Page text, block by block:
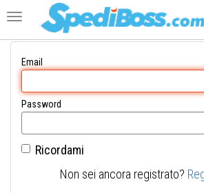
Toggle
navigation
Email
Password
Ricordami
Non sei ancora registrato?